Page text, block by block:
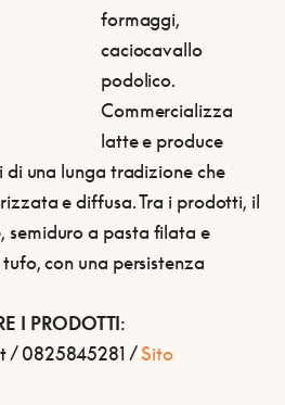
formaggi,
caciocavallo
podolico.
Commercializza
latte e produce
una lunga tradizione che
e diffusa. Tra i prodotti, il
, semiduro a pasta filata e
con una persistenza
I PRODOTTI:
/ 0825845281 /Sito